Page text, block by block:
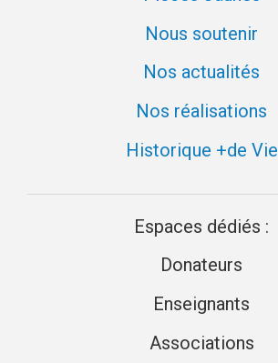
Nous soutenir
Nos actualités
Nos réalisations
Historique +de Vie
Espaces dédiés :
Donateurs
Enseignants
Associations